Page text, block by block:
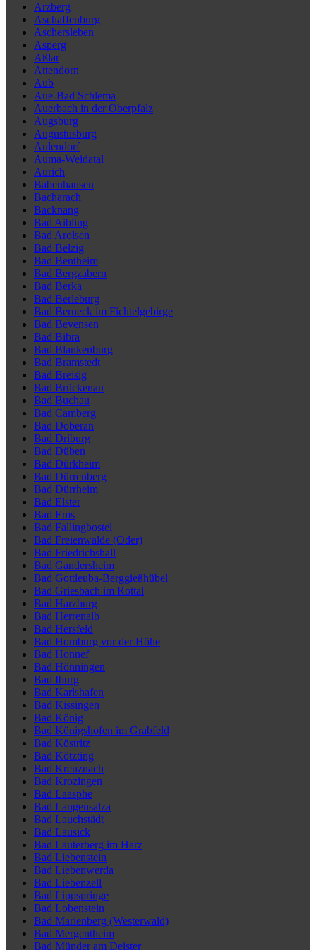
Arzberg
Aschaffenburg
Aschersleben
Asperg
Aßlar
Attendorn
Aub
Aue-Bad Schlema
Auerbach in der Oberpfalz
Augsburg
Augustusburg
Aulendorf
Auma-Weidatal
Aurich
Babenhausen
Bacharach
Backnang
Bad Aibling
Bad Arolsen
Bad Belzig
Bad Bentheim
Bad Bergzabern
Bad Berka
Bad Berleburg
Bad Berneck im Fichtelgebirge
Bad Bevensen
Bad Bibra
Bad Blankenburg
Bad Bramstedt
Bad Breisig
Bad Brückenau
Bad Buchau
Bad Camberg
Bad Doberan
Bad Driburg
Bad Düben
Bad Dürkheim
Bad Dürrenberg
Bad Dürrheim
Bad Elster
Bad Ems
Bad Fallingbostel
Bad Freienwalde (Oder)
Bad Friedrichshall
Bad Gandersheim
Bad Gottleuba-Berggießhübel
Bad Griesbach im Rottal
Bad Harzburg
Bad Herrenalb
Bad Hersfeld
Bad Homburg vor der Höhe
Bad Honnef
Bad Hönningen
Bad Iburg
Bad Karlshafen
Bad Kissingen
Bad König
Bad Königshofen im Grabfeld
Bad Köstritz
Bad Kötzting
Bad Kreuznach
Bad Krozingen
Bad Laasphe
Bad Langensalza
Bad Lauchstädt
Bad Lausick
Bad Lauterberg im Harz
Bad Liebenstein
Bad Liebenwerda
Bad Liebenzell
Bad Lippspringe
Bad Lobenstein
Bad Marienberg (Westerwald)
Bad Mergentheim
Bad Münder am Deister